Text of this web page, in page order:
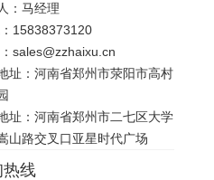
：马经理
15838373120
sales@zzhaixu.cn
址：河南省郑州市荥阳市高村
址：河南省郑州市二七区大学
山路交叉口亚星时代广场
热线